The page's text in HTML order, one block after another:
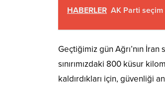
HABERLER AK Parti seçim
Geçtiğimiz gün Ağrı’nın İran
sınırımızdaki 800 küsur
kaldırdıkları için, güvenliği